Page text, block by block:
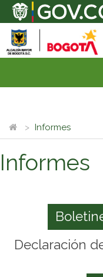
Informes
Informes
Declaración